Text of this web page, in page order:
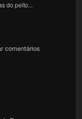
do peito...
comentários